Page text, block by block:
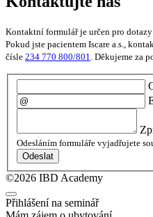
Kontaktní formulář je určen pro
Pokud jste pacientem Iscare a.s.,
čísle 234 770 800/801. Děkujeme za
Odesláním formuláře vyjadřujete
Odeslat
©2026 IBD Academy
Přihlášení na seminář